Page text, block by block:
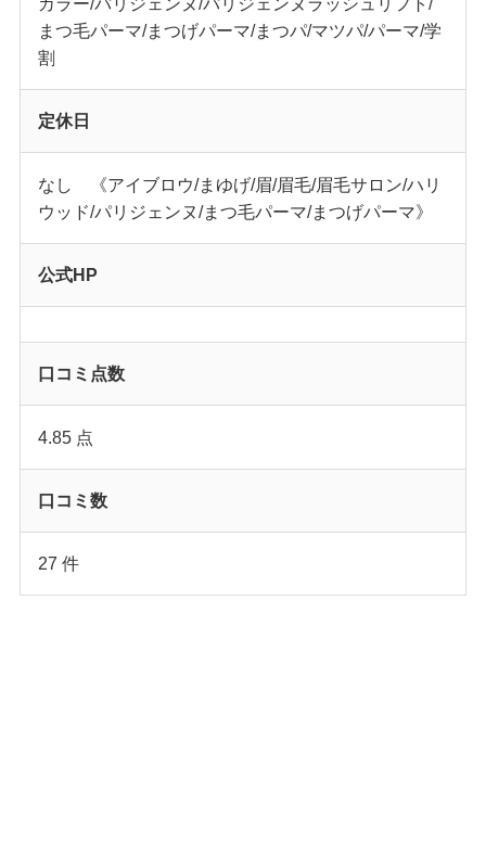
まつ毛パーマ/まつげパーマ/まつパ/マツパ/パーマ/学
割
定休日
なし 《アイブロウ/まゆげ/眉/眉毛/眉毛サロン/ハリ
ウッド/パリジェンヌ/まつ毛パーマ/まつげパーマ》
公式HP
口コミ点数
4.85 点
口コミ数
27 件